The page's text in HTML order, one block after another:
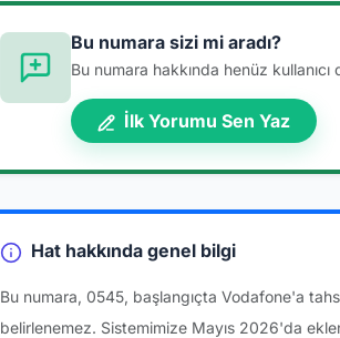
Bu numara sizi mi aradı?
Bu numara hakkında henüz
İlk Yorumu Sen Yaz
Hat hakkında genel bilgi
Bu numara, 0545, başlangıçta Vodafone'a
belirlenemez. Sistemimize Mayıs 2026'da